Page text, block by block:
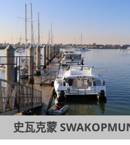
史瓦克蒙